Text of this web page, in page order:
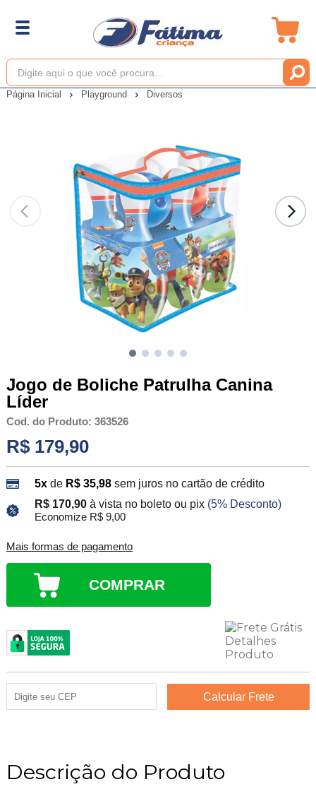
Página Inicial Playground Diversos
Jogo de Boliche Patrulha Canina
Líder
Cod. do Produto: 363526
R$ 179,90
5xde R$ 35,98 sem juros no cartão de crédito
R$ 170,90 à vista no boleto ou pix (5% Desconto)
Economize R$ 9,00
Mais formas de pagamento
COMPRAR
Descrição do Produto